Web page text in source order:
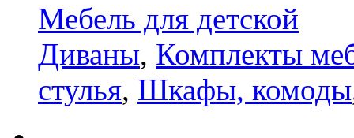
Мебель для детской
Диваны, Комплекты
стулья, Шкафы, комоды